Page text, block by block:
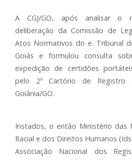
A CGJ/GO, após analisar o
deliberação da Comissão de
Atos Normativos do e. Tribunal
Goiás e formulou consulta
expedição de certidões
pelo 2º Cartório de Registro
Goiânia/GO.
Instados, o então Ministério das
Racial e dos Direitos Humanos
Associação Nacional dos